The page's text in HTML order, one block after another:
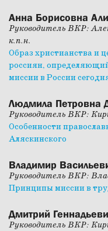
Анна Борисовна
Руководитель ВКР:
к.п.н.
Образ христианства и
россиян,
миссии в России
Людмила Петровна
Руководитель ВКР:
Особенности
Аляскинского
Владимир
Руководитель ВКР:
Принципы миссии в
Дмитрий
Руководитель ВКР: